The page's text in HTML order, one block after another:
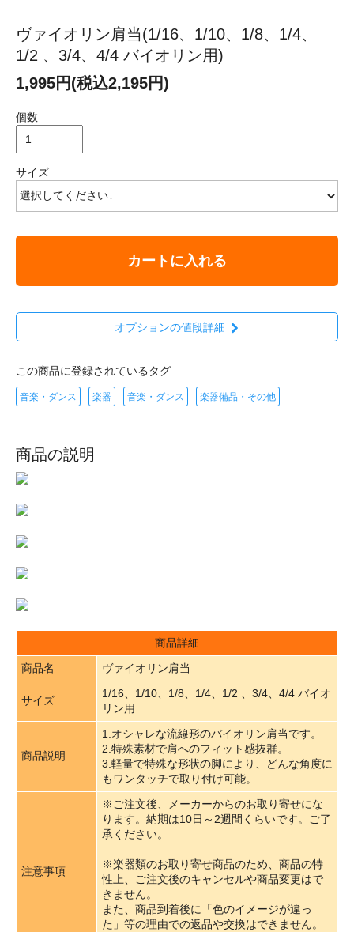
ヴァイオリン肩当(1/16、1/10、1/8、1/4、
1/2 、3/4、4/4 バイオリン用)
1,995円(税込2,195円)
個数
サイズ
カートに入れる
オプションの値段詳細
この商品に登録されているタグ
音楽・ダンス 楽器 音楽・ダンス 楽器備品・その他
商品の説明
商品詳細
商品名
ヴァイオリン肩当
サイズ
1/16、1/10、1/8、1/4、1/2 、3/4、4/4 バイオ
リン用
商品説明
1.オシャレな流線形のバイオリン肩当です。
2.特殊素材で肩へのフィット感抜群。
3.軽量で特殊な形状の脚により、どんな角度に
もワンタッチで取り付け可能。
注意事項
※ご注文後、メーカーからのお取り寄せにな
ります。納期は10日～2週間くらいです。ご了
承ください。
※楽器類のお取り寄せ商品のため、商品の特
性上、ご注文後のキャンセルや商品変更はで
きません。
また、商品到着後に「色のイメージが違っ
た」等の理由での返品や交換はできません。